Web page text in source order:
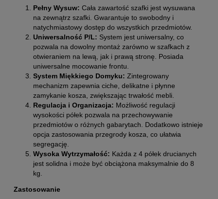
Pełny Wysuw: Cała zawartość szafki jest wysuwana
na zewnątrz szafki. Gwarantuje to swobodny i
natychmiastowy dostęp do wszystkich przedmiotów.
Uniwersalność P/L: System jest uniwersalny, co
pozwala na dowolny montaż zarówno w szafkach z
otwieraniem na lewą, jak i prawą stronę. Posiada
uniwersalne mocowanie frontu.
System Miękkiego Domyku: Zintegrowany
mechanizm zapewnia ciche, delikatne i płynne
zamykanie kosza, zwiększając trwałość mebli.
Regulacja i Organizacja: Możliwość regulacji
wysokości półek pozwala na przechowywanie
przedmiotów o różnych gabarytach. Dodatkowo istnieje
opcja zastosowania przegrody kosza, co ułatwia
segregację.
Wysoka Wytrzymałość: Każda z 4 półek drucianych
jest solidna i może być obciążona maksymalnie do 8
kg.
Zastosowanie